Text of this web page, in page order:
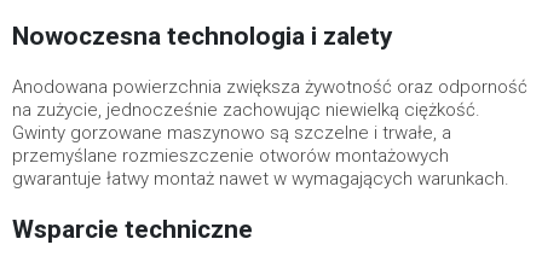
Nowoczesna technologia i zalety
Anodowana powierzchnia zwiększa żywotność oraz odporność
na zużycie, jednocześnie zachowując niewielką ciężkość.
Gwinty gorzowane maszynowo są szczelne i trwałe, a
przemyślane rozmieszczenie otworów montażowych
gwarantuje łatwy montaż nawet w wymagających warunkach.
Wsparcie techniczne